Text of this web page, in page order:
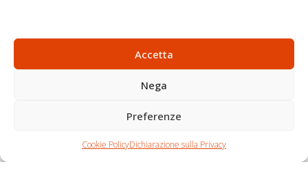
Accetta
Nega
Preferenze
Cookie PolicyDichiarazione sulla Privacy
P.I. 17504191002
nemmeno un'opportunità,
Shop